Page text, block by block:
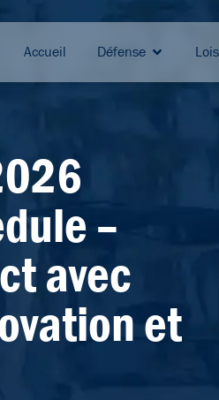
Accueil Défense
–
avec
et